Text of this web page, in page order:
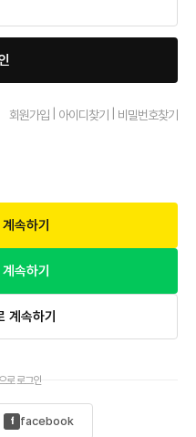
회원가입 아이디찾기 비밀번호찾기
속하기
속하기
속하기
로 로그인
f facebook